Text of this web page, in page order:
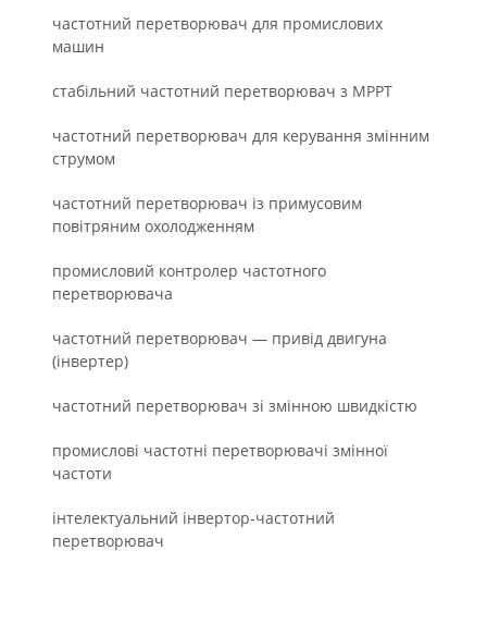
частотний перетворювач для промислових
машин
стабільний частотний перетворювач з MPPT
частотний перетворювач для керування змінним
струмом
частотний перетворювач із примусовим
повітряним охолодженням
промисловий контролер частотного
перетворювача
частотний перетворювач — привід двигуна
(інвертер)
частотний перетворювач зі змінною швидкістю
промислові частотні перетворювачі змінної
частоти
інтелектуальний інвертор-частотний
перетворювач